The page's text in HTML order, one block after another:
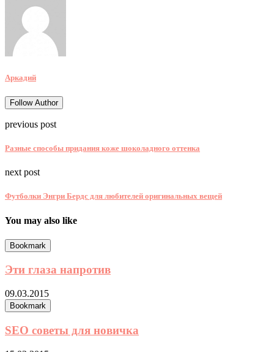
Аркадий
Follow Author
previous post
Разные способы придания коже шоколадного оттенка
next post
Футболки Энгри Бердс для любителей оригинальных вещей
You may also like
Bookmark
Эти глаза напротив
09.03.2015
Bookmark
SEO советы для новичка